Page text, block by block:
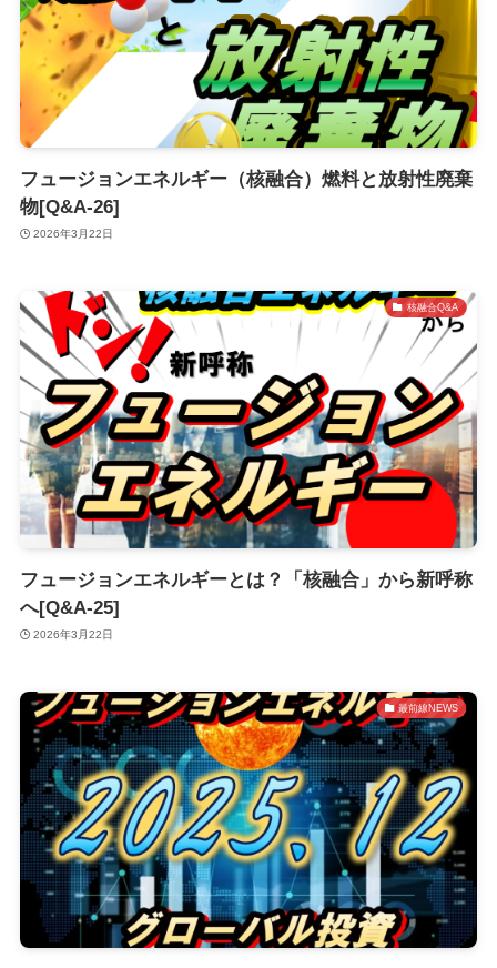
フュージョンエネルギー（核融合）燃料と放射性廃棄
物[Q&A-26]
2026年3月22日
核融合Q&A
フュージョンエネルギーとは？「核融合」から新呼称
へ[Q&A-25]
2026年3月22日
最前線NEWS